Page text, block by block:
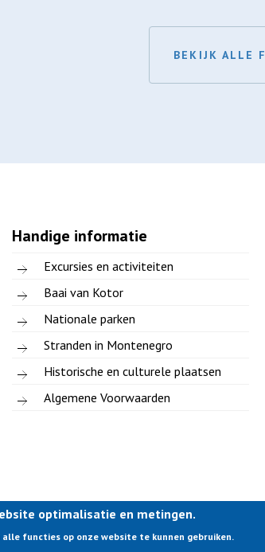
BEKIJK ALLE
Handige informatie
Excursies en activiteiten
Baai van Kotor
Nationale parken
Stranden in Montenegro
Historische en culturele plaatsen
Algemene Voorwaarden
optimalisatie en metingen.
functies op onze website te kunnen gebruiken.